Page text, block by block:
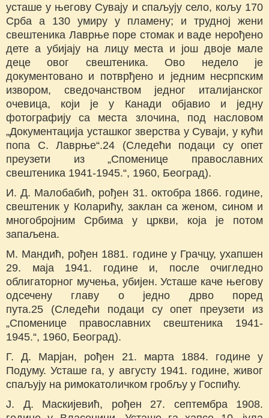
усташе у његову Сувају и спаљују село, кољу 170
Срба а 130 умиру у пламену; и трудној жени
свештеника Лаврње поре стомак и ваде нерођено
дете а убијају на лицу места и још двоје мале
деце овог свештеника. Ово недело је
документовано и потврђено и једним несрпским
извором, сведочанством једног италијанског
очевица, који је у Канади објавио и једну
фотографију са места злочина, под насловом
„Документација усташког зверства у Суваји, у кући
попа С. Лаврње“.24 (Следећи подаци су опет
преузети из „Споменице православних
свештеника 1941-1945.“, 1960, Београд).
И. Д. Малобабић, рођен 31. октобра 1866. године,
свештеник у Коларићу, заклан са женом, сином и
многобројним Србима у цркви, која је потом
запаљена.
М. Мандић, рођен 1881. године у Грачцу, ухапшен
29. маја 1941. године и, после очигледно
облигаторног мучења, убијен. Усташе каче његову
одсечену главу о једно дрво поред
пута.25 (Следећи подаци су опет преузети из
„Споменице православних свештеника 1941-
1945.“, 1960, Београд).
Г. Д. Марјан, рођен 21. марта 1884. године у
Подуму. Усташе га, у августу 1941. године, живог
спаљују на римокатоличком гробљу у Госпићу.
Ј. Д. Маскијевић, рођен 27. септембра 1908.